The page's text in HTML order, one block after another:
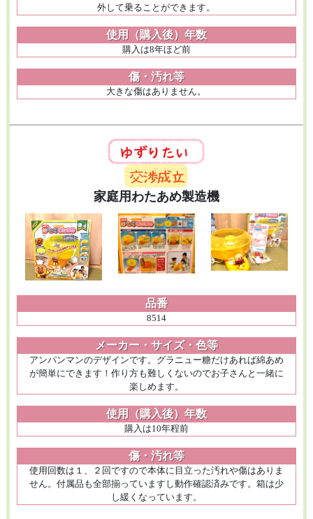
外して乗ることができます。
使用（購入後）年数
購入は8年ほど前
傷・汚れ等
大きな傷はありません。
家庭用わたあめ製造機
品番
8514
メーカー・サイズ・色等
アンパンマンのデザインです。グラニュー糖だけあれば綿あめ
が簡単にできます！作り方も難しくないのでお子さんと一緒に
楽しめます。
使用（購入後）年数
購入は10年程前
傷・汚れ等
使用回数は１、２回ですので本体に目立った汚れや傷はありま
せん。付属品も全部揃っていますし動作確認済みです。箱は少
し緩くなっています。